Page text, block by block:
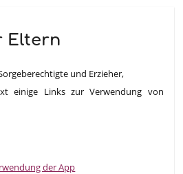
Eltern
und Erzieher,
einige Links zur Verwendung von
der App